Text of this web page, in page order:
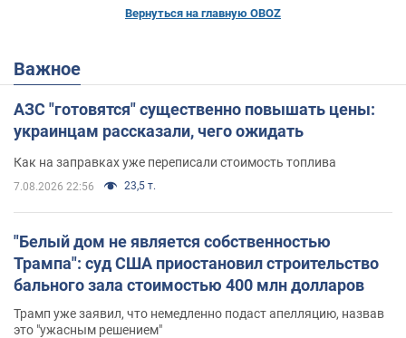
Вернуться на главную OBOZ
Важное
АЗС "готовятся" существенно повышать цены:
украинцам рассказали, чего ожидать
Как на заправках уже переписали стоимость топлива
7.08.2026 22:56 23,5 т.
"Белый дом не является собственностью
Трампа": суд США приостановил строительство
бального зала стоимостью 400 млн долларов
Трамп уже заявил, что немедленно подаст апелляцию, назвав
это "ужасным решением"